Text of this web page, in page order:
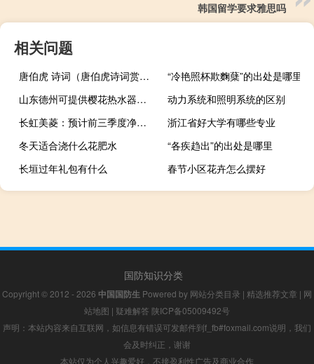
韩国留学要求雅思吗
相关问题
唐伯虎 诗词（唐伯虎诗词赏析）
“冷艳照杯欺麴蘖”的出处是哪里
山东德州可提供樱花热水器维修服务地址在哪
动力系统和照明系统的区别
长虹美菱：预计前三季度净利同比增长196%-221%
浙江省好大学有哪些专业
冬天适合浇什么花肥水
“各疾趋出”的出处是哪里
长垣过年礼包有什么
春节小区花卉怎么摆好
国防知识分类
Copyright © 2012 - 2026 中国国防生 Powered by 网站分类目录 | 精选推荐文章 | 网
站地图 | 疑难解答 陕ICP备05009492号
声明：本站内容来自互联网，如信息有错误可发邮件到f_fb#foxmail.com说明，我们
会及时纠正，谢谢
本站仅为个人兴趣爱好，不接盈利性广告及商业合作